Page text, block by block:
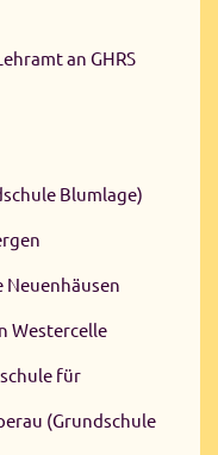
an GHRS
Blumlage)
Neuenhäusen
Westercelle
für
(Grundschule